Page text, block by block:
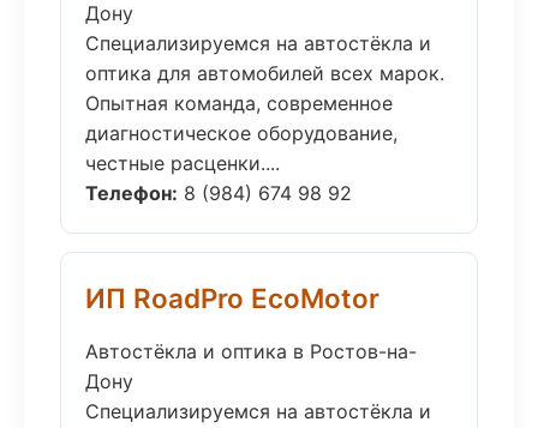
Дону
Специализируемся на автостёкла и
оптика для автомобилей всех марок.
Опытная команда, современное
диагностическое оборудование,
честные расценки....
Телефон: 8 (984) 674 98 92
ИП RoadPro EcoMotor
Автостёкла и оптика в Ростов-на-
Дону
Специализируемся на автостёкла и